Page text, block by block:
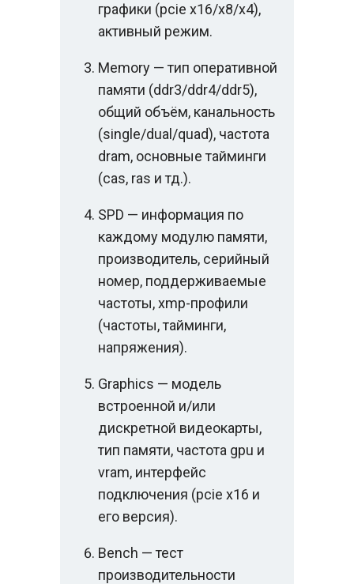
графики (pcie x16/x8/x4),
активный режим.
Memory — тип оперативной
памяти (ddr3/ddr4/ddr5),
общий объём, канальность
(single/dual/quad), частота
dram, основные тайминги
(cas, ras и тд.).
SPD — информация по
каждому модулю памяти,
производитель, серийный
номер, поддерживаемые
частоты, xmp-профили
(частоты, тайминги,
напряжения).
Graphics — модель
встроенной и/или
дискретной видеокарты,
тип памяти, частота gpu и
vram, интерфейс
подключения (pcie x16 и
его версия).
Bench — тест
производительности